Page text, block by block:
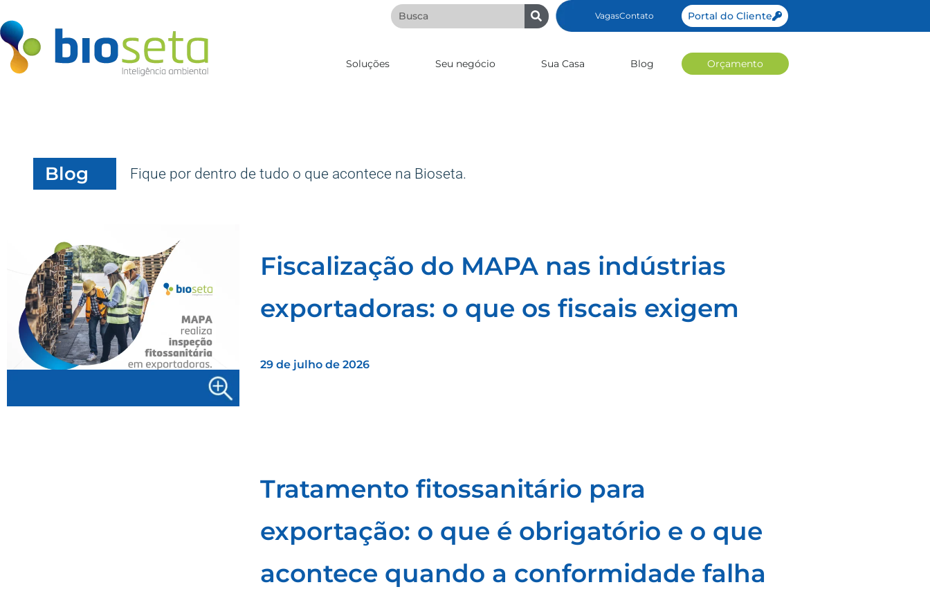
VagasContato Portal do Cliente
Soluções Seu negócio Sua Casa Blog Orçamento
Blog Fique por dentro de tudo o que acontece na Bioseta.
Fiscalização do MAPA nas indústrias
exportadoras: o que os fiscais exigem
29 de julho de 2026
Tratamento fitossanitário para
exportação: o que é obrigatório e o que
acontece quando a conformidade falha